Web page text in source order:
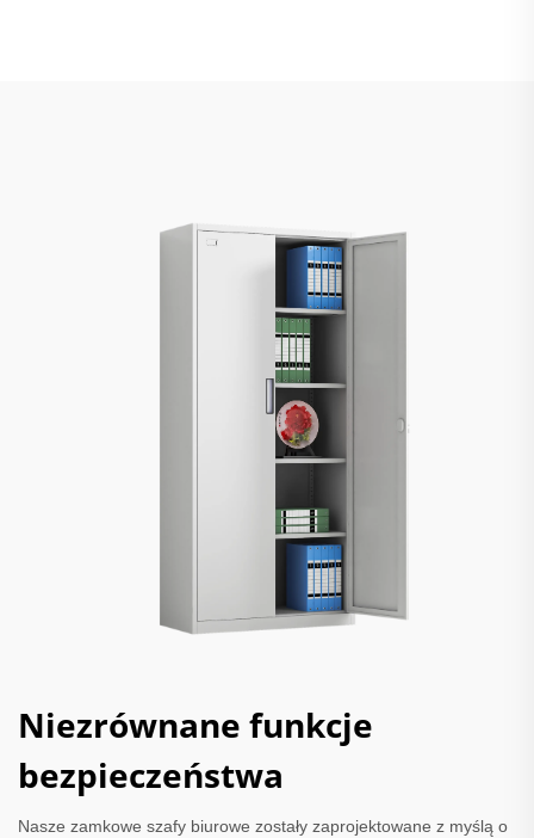
Niezrównane funkcje
bezpieczeństwa
Nasze zamkowe szafy biurowe zostały zaprojektowane z myślą o